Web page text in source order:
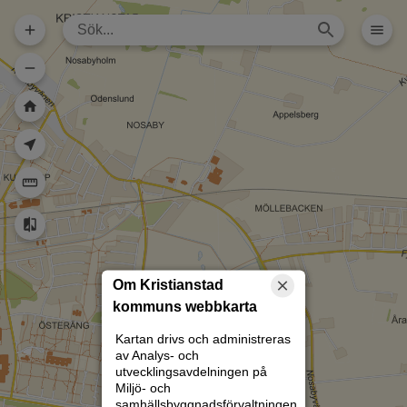
Dela karta (lång
Dela karta
Kristianstad
Rita
Om Kristianstad
kommuns webbkarta
Kartan drivs och administreras
av Analys- och
utvecklingsavdelningen på
Miljö- och
samhällsbyggnadsförvaltningen.